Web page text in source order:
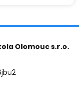
Olomouc s.r.o.